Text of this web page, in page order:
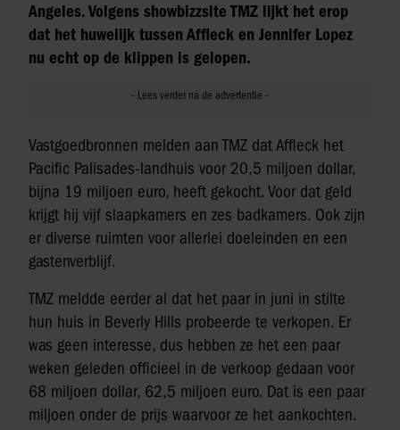
Angeles. Volgens showbizzsite TMZ lijkt het erop
dat het huwelijk tussen Affleck en Jennifer Lopez
nu echt op de klippen is gelopen.
Vastgoedbronnen melden aan TMZ dat Affleck het
Pacific Palisades-landhuis voor 20,5 miljoen dollar,
bijna 19 miljoen euro, heeft gekocht. Voor dat geld
krijgt hij vijf slaapkamers en zes badkamers. Ook zijn
er diverse ruimten voor allerlei doeleinden en een
gastenverblijf.
TMZ meldde eerder al dat het paar in juni in stilte
hun huis in Beverly Hills probeerde te verkopen. Er
was geen interesse, dus hebben ze het een paar
weken geleden officieel in de verkoop gedaan voor
68 miljoen dollar, 62,5 miljoen euro. Dat is een paar
miljoen onder de prijs waarvoor ze het aankochten.